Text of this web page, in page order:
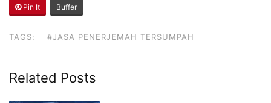
Pin It Buffer
TAGS: #JASA PENERJEMAH TERSUMPAH
Related Posts